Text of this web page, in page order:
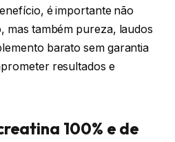
é importante não
mas também pureza, laudos
barato sem garantia
resultados e
100% e de